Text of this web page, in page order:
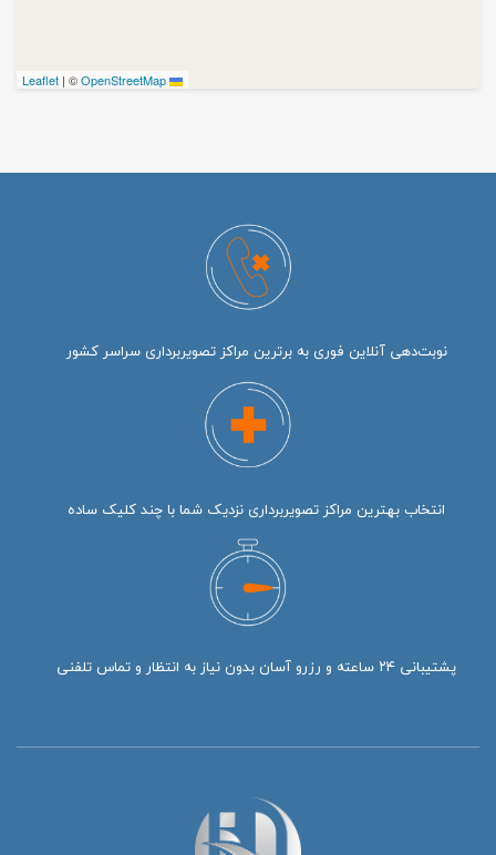
| ©OpenStreetMap
نوبت‌دهی آنلاین فوری به برترین مراکز تصویربرداری سراسر کشور
انتخاب بهترین مراکز تصویربرداری نزدیک شما با چند کلیک ساده
پشتیبانی ۲۴ ساعته و رزرو آسان بدون نیاز به انتظار و تماس تلفنی